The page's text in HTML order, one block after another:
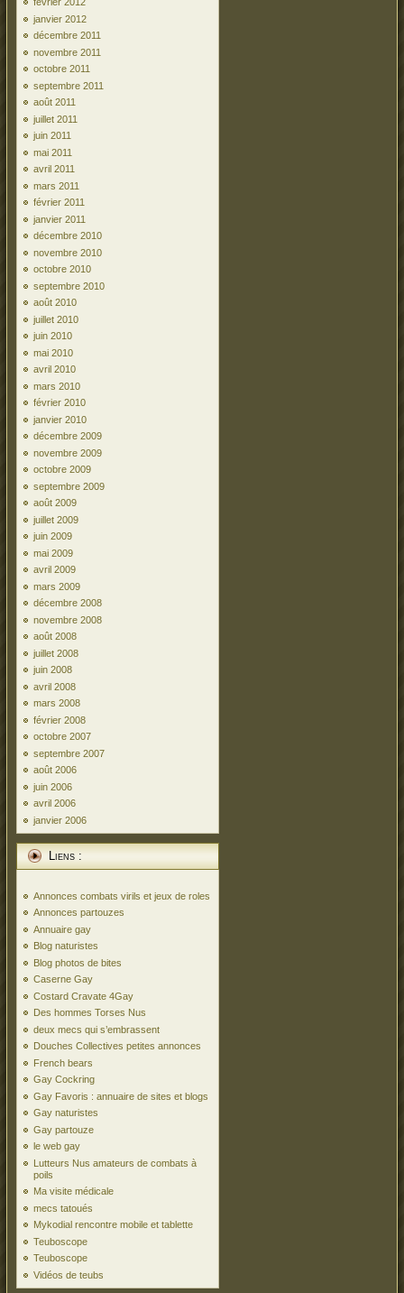
janvier 2012
décembre 2011
novembre 2011
octobre 2011
septembre 2011
août 2011
juillet 2011
juin 2011
mai 2011
avril 2011
mars 2011
février 2011
janvier 2011
décembre 2010
novembre 2010
octobre 2010
septembre 2010
août 2010
juillet 2010
juin 2010
mai 2010
avril 2010
mars 2010
février 2010
janvier 2010
décembre 2009
novembre 2009
octobre 2009
septembre 2009
août 2009
juillet 2009
juin 2009
mai 2009
avril 2009
mars 2009
décembre 2008
novembre 2008
août 2008
juillet 2008
juin 2008
avril 2008
mars 2008
février 2008
octobre 2007
septembre 2007
août 2006
juin 2006
avril 2006
janvier 2006
Liens :
Annonces combats virils et jeux de roles
Annonces partouzes
Annuaire gay
Blog naturistes
Blog photos de bites
Caserne Gay
Costard Cravate 4Gay
Des hommes Torses Nus
deux mecs qui s’embrassent
Douches Collectives petites annonces
French bears
Gay Cockring
Gay Favoris : annuaire de sites et blogs
Gay naturistes
Gay partouze
le web gay
Lutteurs Nus amateurs de combats à
poils
Ma visite médicale
mecs tatoués
Mykodial rencontre mobile et tablette
Teuboscope
Teuboscope
Vidéos de teubs